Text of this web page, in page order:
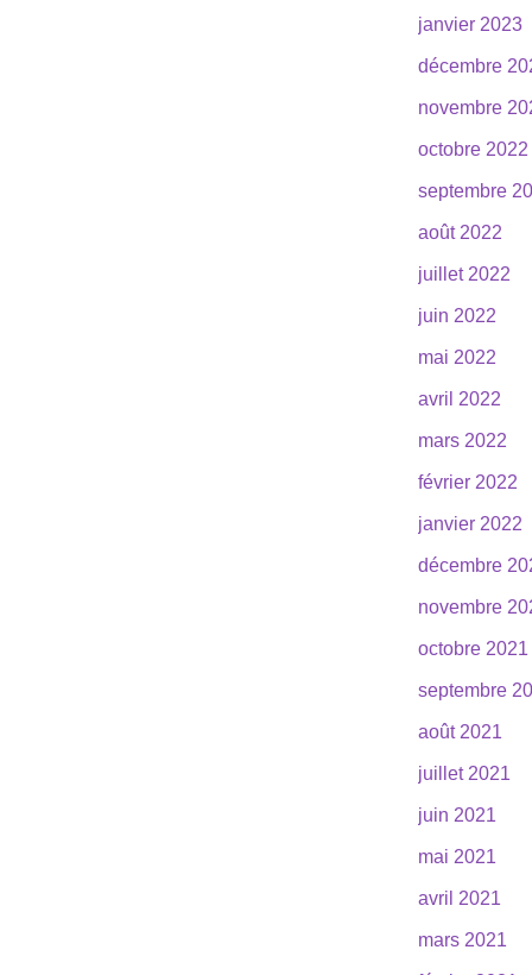
janvier 2023
décembre
novembre
octobre 2022
septembre
août 2022
juillet 2022
juin 2022
mai 2022
avril 2022
mars 2022
février 2022
janvier 2022
décembre
novembre
octobre 2021
septembre
août 2021
juillet 2021
juin 2021
mai 2021
avril 2021
mars 2021